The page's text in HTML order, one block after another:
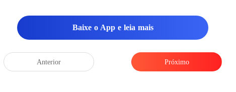
Baixe o App e leia mais
Anterior Próximo